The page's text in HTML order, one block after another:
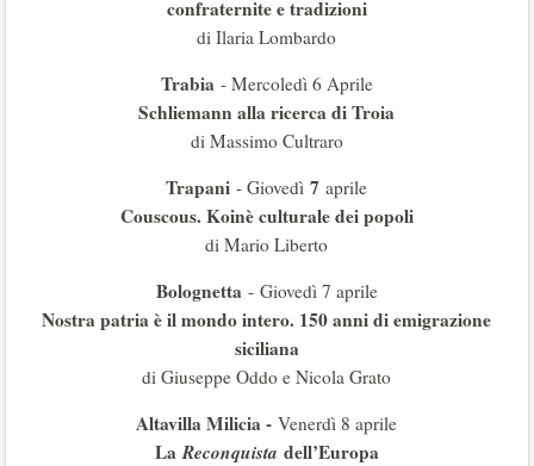
confraternite e tradizioni
di Ilaria Lombardo
Trabia - Mercoledì 6 Aprile
Schliemann alla ricerca di Troia
di Massimo Cultraro
Trapani - Giovedì7 aprile
Couscous. Koinè culturale dei popoli
di Mario Liberto
Bolognetta - Giovedì 7 aprile
Nostra patria è il mondo intero. 150 anni di emigrazione
siciliana
di Giuseppe Oddo e Nicola Grato
Altavilla Milicia -Venerdì 8 aprile
LaReconquista dell’Europa